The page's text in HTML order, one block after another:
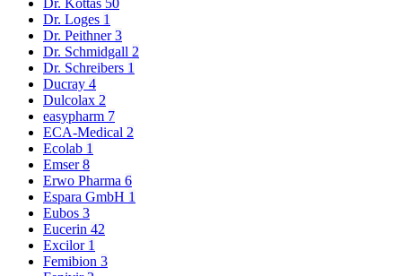
Dr. Loges 1
Dr. Peithner3
Dr. Schmidgall 2
Dr. Schreibers 1
Ducray 4
Dulcolax 2
easypharm 7
ECA-Medical 2
Ecolab 1
Emser8
Erwo Pharma 6
Espara GmbH 1
Eubos 3
Eucerin 42
Excilor 1
Femibion 3